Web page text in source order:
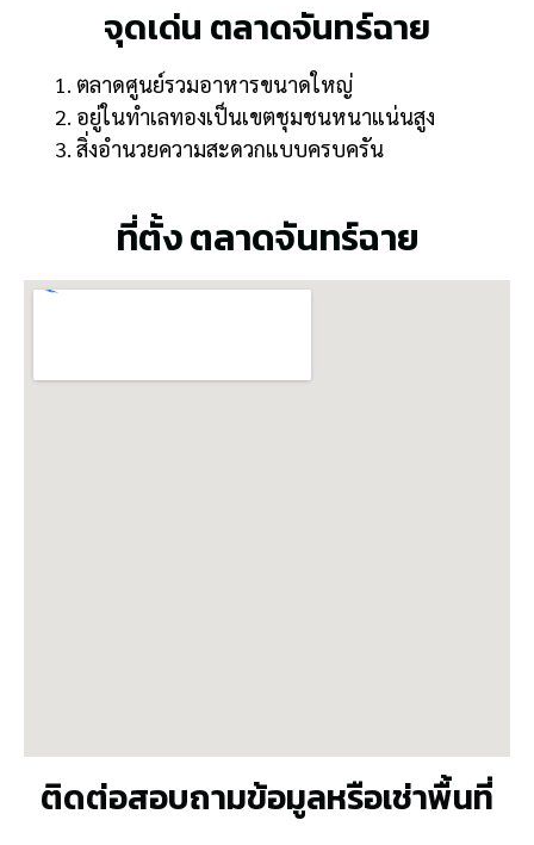
จุดเด่น ตลาดจันทร์ฉาย
ตลาดศูนย์รวมอาหารขนาดใหญ่
อยู่ในทำเลทองเป็นเขตชุมชนหนาแน่นสูง
สิ่งอำนวยความสะดวกแบบครบครัน
ที่ตั้ง ตลาดจันทร์ฉาย
ติดต่อสอบถามข้อมูลหรือเช่าพื้นที่